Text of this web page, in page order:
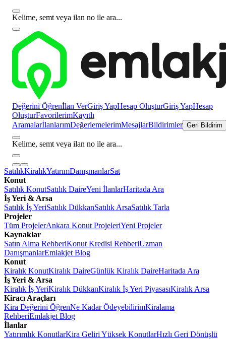
Kelime, semt veya ilan no ile ara...
Değerini Öğrenİlan VerGiriş YapHesap OluşturGiriş YapHesap
OluşturFavorilerimKayıtlı
AramalarİlanlarımDeğerlemelerimMesajlarBildirimler Geri Bildirim
Kelime, semt veya ilan no ile ara...
SatılıkKiralıkYatırımDanışmanlarSat
Konut
Satılık KonutSatılık DaireYeni İlanlarHaritada Ara
İş Yeri & Arsa
Satılık İş YeriSatılık DükkanSatılık ArsaSatılık Tarla
Projeler
Tüm ProjelerAnkara Konut ProjeleriYeni Projeler
Kaynaklar
Satın Alma RehberiKonut Kredisi RehberiUzman
DanışmanlarEmlakjet Blog
Konut
Kiralık KonutKiralık DaireGünlük Kiralık DaireHaritada Ara
İş Yeri & Arsa
Kiralık İş YeriKiralık DükkanKiralık İş Yeri PiyasasıKiralık Arsa
Kiracı Araçları
Kira Değerini ÖğrenNe Kadar ÖdeyebilirimKiralama
RehberiEmlakjet Blog
İlanlar
Yatırımlık KonutlarKira Geliri Yüksek KonutlarHızlı Geri Dönüşlü